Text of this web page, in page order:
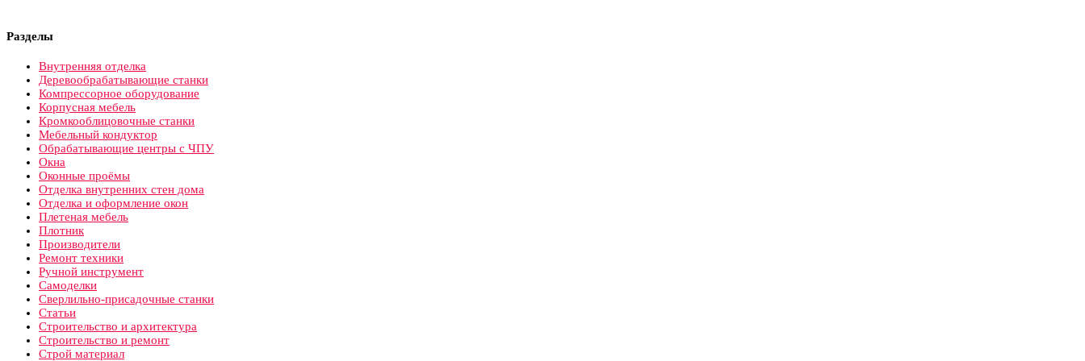
Разделы
Внутренняя отделка
Деревообрабатывающие станки
Компрессорное оборудование
Корпусная мебель
Кромкооблицовочные станки
Мебельный кондуктор
Обрабатывающие центры с ЧПУ
Окна
Оконные проёмы
Отделка внутренних стен дома
Отделка и оформление окон
Плетеная мебель
Плотник
Производители
Ремонт техники
Ручной инструмент
Самоделки
Сверлильно-присадочные станки
Статьи
Строительство и архитектура
Строительство и ремонт
Строй материал